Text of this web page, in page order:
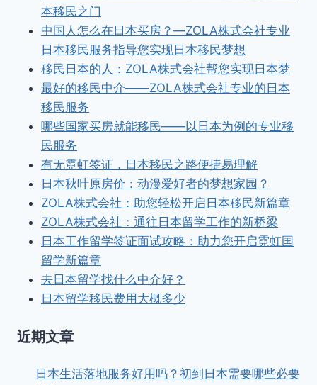
本移民之门
中国人怎么在日本买房？—ZOLA株式会社专业
日本移民服务指导您实现日本移民梦想
移民日本的人：ZOLA株式会社帮您实现日本梦
最好的移民中介——ZOLA株式会社专业的日本
移民服务
哪些国家买房就能移民——以日本为例的专业移
民服务
有无霓虹签证，日本移民之路便捷易理解
日本秋叶原房价：动漫爱好者的梦想家园？
ZOLA株式会社：助您轻松开启日本移民新篇章
ZOLA株式会社：通往日本留学工作的新桥梁
日本工作留学签证面试攻略：助力您开启霓虹国
留学新篇章
去日本留学找什么中介好？
日本留学移民费用大概多少
近期文章
日本生活落地服务好用吗？初到日本需要哪些必要